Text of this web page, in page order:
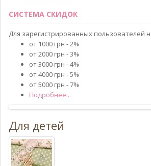
СИСТЕМА СКИДОК
Для зарегистрированных пользователей
от 1000 грн - 2%
от 2000 грн - 3%
от 3000 грн - 4%
от 4000 грн - 5%
от 5000 грн - 7%
Подробнее...
Для детей